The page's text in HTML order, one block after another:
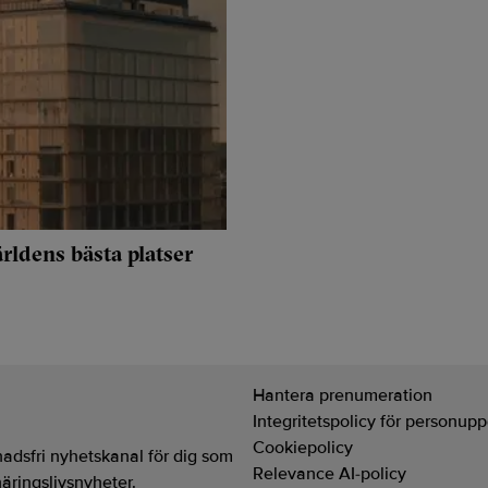
bästa platser
nyhetskanal för dig som
Hantera prenumeration
Integritetspolicy för
Cookiepolicy
Relevance AI-policy